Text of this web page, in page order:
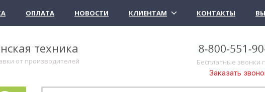
ОПЛАТА НОВОСТИ КЛИЕНТАМ КОНТАКТЫ
техника
от производителей
Бесплатные звонки
Заказать